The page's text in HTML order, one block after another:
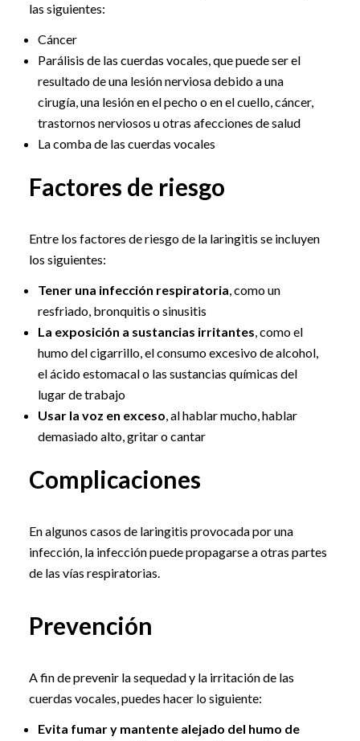
las siguientes:
Cáncer
Parálisis de las cuerdas vocales, que puede ser el
resultado de una lesión nerviosa debido a una
cirugía, una lesión en el pecho o en el cuello, cáncer,
trastornos nerviosos u otras afecciones de salud
La comba de las cuerdas vocales
Factores de riesgo
Entre los factores de riesgo de la laringitis se incluyen
los siguientes:
Tener una infección respiratoria, como un
resfriado, bronquitis o sinusitis
La exposición a sustancias irritantes, como el
humo del cigarrillo, el consumo excesivo de alcohol,
el ácido estomacal o las sustancias químicas del
lugar de trabajo
Usar la voz en exceso, al hablar mucho, hablar
demasiado alto, gritar o cantar
Complicaciones
En algunos casos de laringitis provocada por una
infección, la infección puede propagarse a otras partes
de las vías respiratorias.
Prevención
A fin de prevenir la sequedad y la irritación de las
cuerdas vocales, puedes hacer lo siguiente:
Evita fumar y mantente alejado del humo de